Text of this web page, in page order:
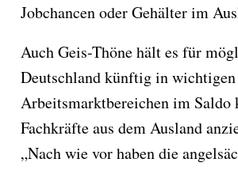
Jobchancen oder Gehälter im
Auch Geis-Thöne hält es für
Deutschland künftig in wichtigen
Arbeitsmarktbereichen im Saldo
Fachkräfte aus dem Ausland
„Nach wie vor haben die